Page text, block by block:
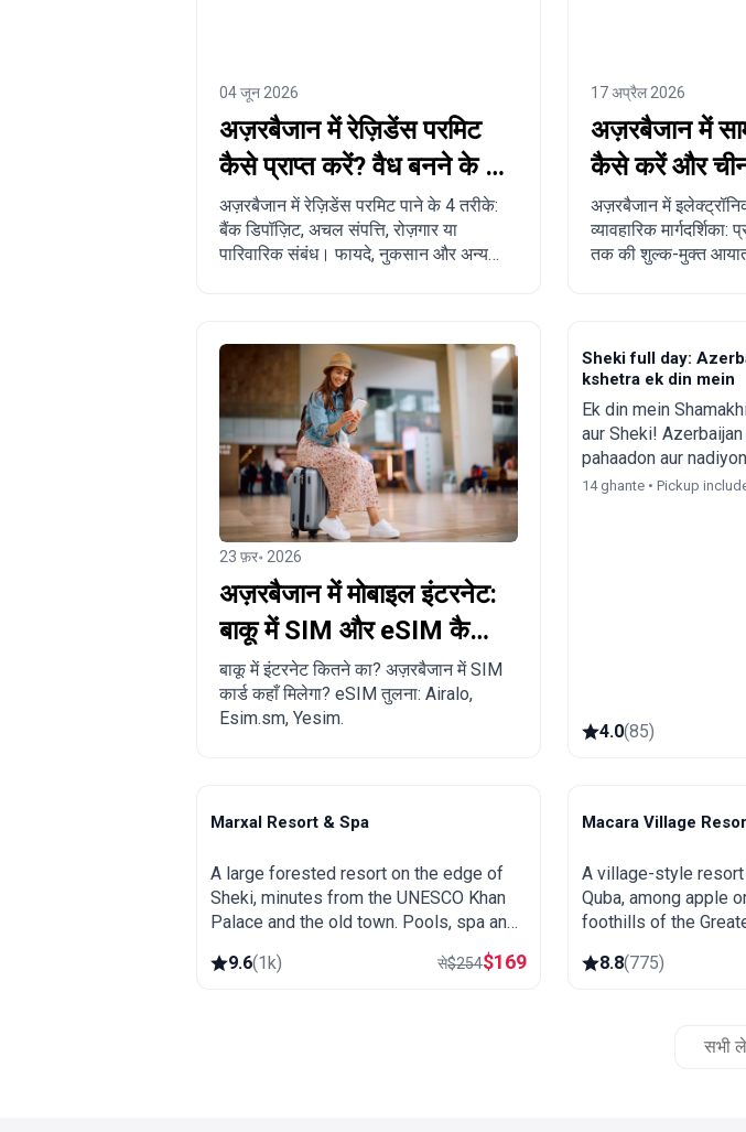
04 जून 2026
अज़रबैजान में रेज़िडेंस परमिट
कैसे प्राप्त करें? वैध बनने के 4
तरीके
अज़रबैजान में रेज़िडेंस परमिट पाने के 4 तरीके:
बैंक डिपॉज़िट, अचल संपत्ति, रोज़गार या
पारिवारिक संबंध। फायदे, नुकसान और अन्य
17 अप्रैल 2026
अज़रबैजान में
कैसे करें और
अज़रबैजान तक
करें?
अज़रबैजान में
व्यावहारिक
तक की शुल्क-मुक्त आयात
प्रक्रिया।
23 फ़र॰ 2026
अज़रबैजान में मोबाइल इंटरनेट:
बाकू में SIM और eSIM कैसे
खरीदें?
बाकू में इंटरनेट कितने का? अज़रबैजान में SIM
कार्ड कहाँ मिलेगा? eSIM तुलना: Airalo,
Esim.sm, Yesim.
Sheki full day:
kshetra ek din mein
Ek din mein
aur Sheki!
pahaadon aur
aur samriddh
14 ghante • Pickup
4.0(85)
Sheki
Marxal Resort & Spa
A large forested resort on the edge of
Sheki, minutes from the UNESCO Khan
Palace and the old town. Pools, spa and
wellness, wooded hillsides and a great
base for exploring northern Azerbaijan.
9.6(1k) से$254$169
Quba
Macara Village
A village-style resort
Quba, among apple
foothills of the
base for trips to the
Khinalug.
8.8(775)
सभी